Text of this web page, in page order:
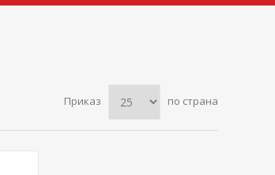
Приказ по страна